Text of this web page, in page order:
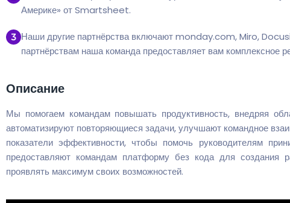
Америке» от Smartsheet.
Наши другие партнёрства включают monday.com, Miro,
партнёрствам наша команда предоставляет вам комплексное
Описание
Мы помогаем командам повышать продуктивность, внедряя
автоматизируют повторяющиеся задачи, улучшают командное
показатели эффективности, чтобы помочь руководителям
предоставляют командам платформу без кода для создания
проявлять максимум своих возможностей.